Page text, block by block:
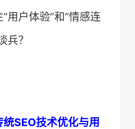
用户体验”和“情感连
兵？
统SEO技术优化与用